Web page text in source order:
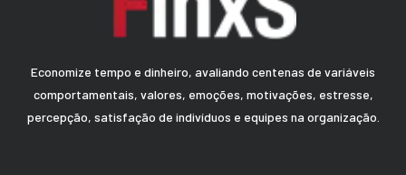
Economize tempo e dinheiro, avaliando centenas de variáveis
comportamentais, valores, emoções, motivações, estresse,
percepção, satisfação de indivíduos e equipes na organização.